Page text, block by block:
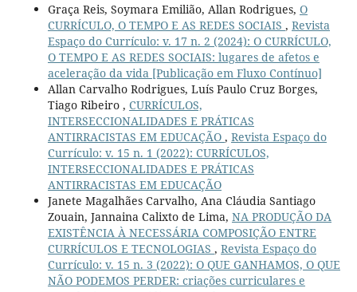
Graça Reis, Soymara Emilião, Allan Rodrigues, O
CURRÍCULO, O TEMPO E AS REDES SOCIAIS , Revista
Espaço do Currículo: v. 17 n. 2 (2024): O CURRÍCULO,
O TEMPO E AS REDES SOCIAIS: lugares de afetos e
aceleração da vida [Publicação em Fluxo Contínuo]
Allan Carvalho Rodrigues, Luís Paulo Cruz Borges,
Tiago Ribeiro , CURRÍCULOS,
INTERSECCIONALIDADES E PRÁTICAS
ANTIRRACISTAS EM EDUCAÇÃO , Revista Espaço do
Currículo: v. 15 n. 1 (2022): CURRÍCULOS,
INTERSECCIONALIDADES E PRÁTICAS
ANTIRRACISTAS EM EDUCAÇÃO
Janete Magalhães Carvalho, Ana Cláudia Santiago
Zouain, Jannaina Calixto de Lima, NA PRODUÇÃO DA
EXISTÊNCIA À NECESSÁRIA COMPOSIÇÃO ENTRE
CURRÍCULOS E TECNOLOGIAS , Revista Espaço do
Currículo: v. 15 n. 3 (2022): O QUE GANHAMOS, O QUE
NÃO PODEMOS PERDER: criações curriculares e